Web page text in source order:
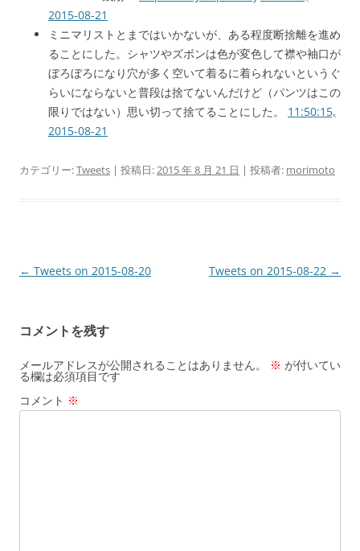
2015-08-21
ミニマリストとまではいかないが、ある程度断捨離を進め
ることにした。シャツやズボンは色が変色して襟や袖口が
ぼろぼろになり穴が多く空いて着るに着られないというぐ
らいにならないと普段は捨てないんだけど（パンツはこの
限りではない）思い切って捨てることにした。 11:50:15,
2015-08-21
カテゴリー:Tweets | 投稿日:2015 年 8 月 21 日 | 投稿者: morimoto
投
ビ
ゲ
ー
シ
← Tweets on 2015-08-20 Tweets on 2015-08-22 →
コメントを残す
メールアドレスが公開されることはありません。 ※ が付いてい
る欄は必須項目です
コメント ※